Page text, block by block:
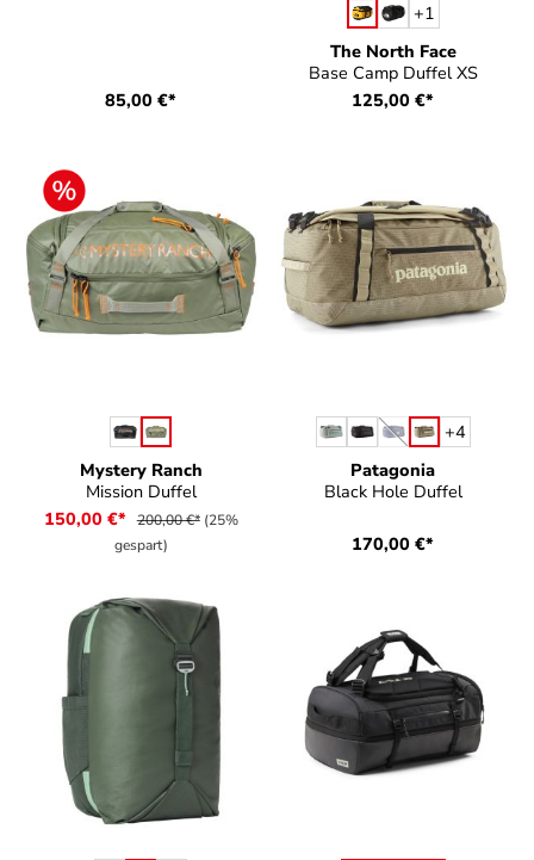
85,00 €*
The North Face
Base Camp Duffel XS
+1
125,00 €*
Mystery Ranch
Mission Duffel
auswählen
150,00 €* 200,00 €* (25%
gespart)
Patagonia
Black Hole Duffel
Farbeauswählen
(Diese Option ist
+4
170,00 €*